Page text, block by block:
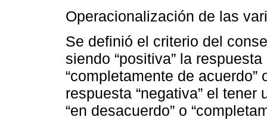
Operacionalización de las
Se definió el criterio del
siendo “positiva” la
“completamente de acuerdo”
respuesta “negativa” el tener
“en desacuerdo” o